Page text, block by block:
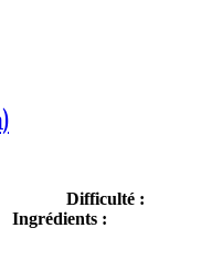
min Difficulté :
Ingrédients :